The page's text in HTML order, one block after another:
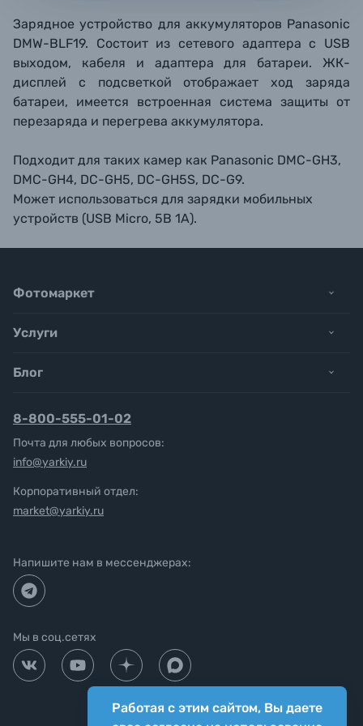
Зарядное устройство для аккумуляторов Panasonic
DMW-BLF19. Состоит из сетевого адаптера с USB
выходом, кабеля и адаптера для батареи. ЖК-
дисплей с подсветкой отображает ход заряда
батареи, имеется встроенная система защиты от
перезаряда и перегрева аккумулятора.
Подходит для таких камер как Panasonic DMC-GH3,
DMC-GH4, DC-GH5, DC-GH5S, DC-G9.
Может использоваться для зарядки мобильных
устройств (USB Micro, 5В 1А).
Работая с этим сайтом, Вы даете
Фотомаркет
Услуги
Блог
8-800-555-01-02
Почта для любых вопросов:
info@yarkiy.ru
Корпоративный отдел:
market@yarkiy.ru
Напишите нам в мессенджерах:
Мы в соц.сетях